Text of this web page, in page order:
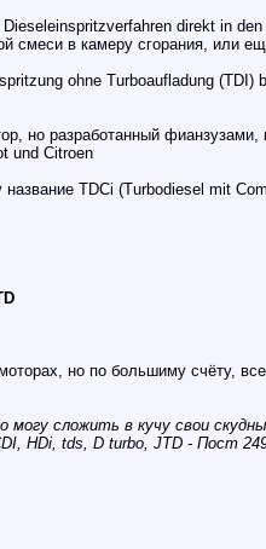
direkt in
смеси в камеру сгорания, или
ohne Turboaufladung
но разработанный
und Citroen
TDCi (Turbodiesel mit
но по большиму счёту,
сложить в кучу свои